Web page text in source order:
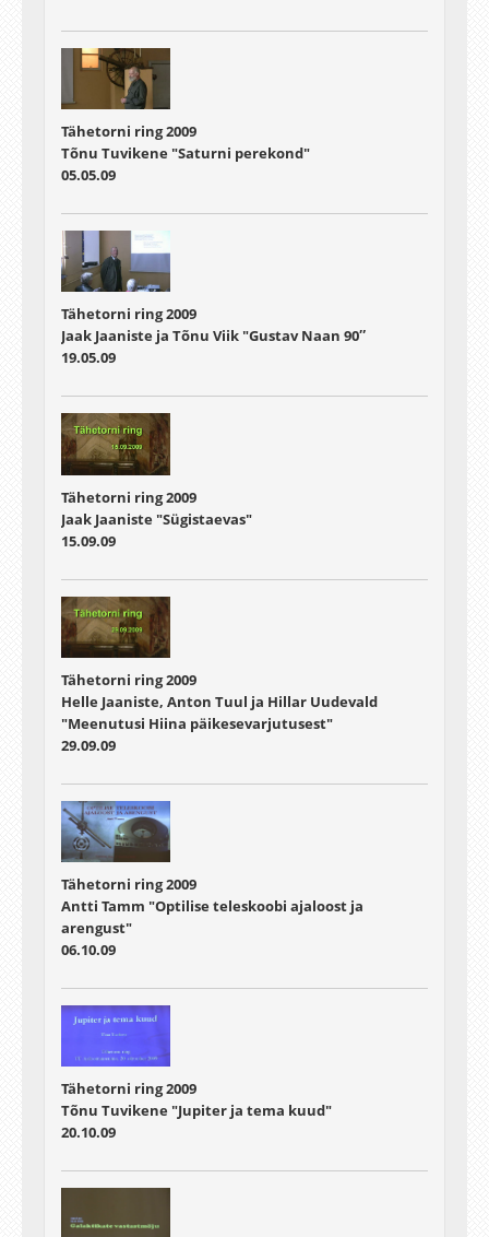
Tähetorni ring 2009
Tõnu Tuvikene "Saturni perekond"
05.05.09
Tähetorni ring 2009
Jaak Jaaniste ja Tõnu Viik "Gustav Naan 90″
19.05.09
Tähetorni ring 2009
Jaak Jaaniste "Sügistaevas"
15.09.09
Tähetorni ring 2009
Helle Jaaniste, Anton Tuul ja Hillar Uudevald
"Meenutusi Hiina päikesevarjutusest"
29.09.09
Tähetorni ring 2009
Antti Tamm "Optilise teleskoobi ajaloost ja
arengust"
06.10.09
Tähetorni ring 2009
Tõnu Tuvikene "Jupiter ja tema kuud"
20.10.09